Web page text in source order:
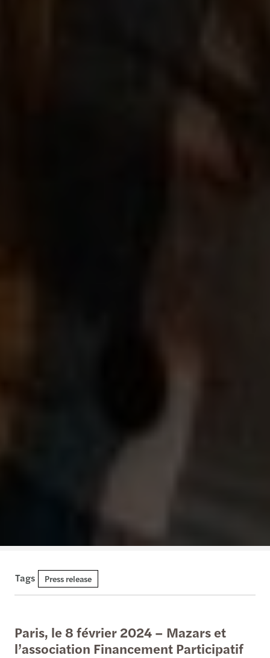
Tags Press release
Paris, le 8 février 2024 – Mazars et
l’association Financement Participatif